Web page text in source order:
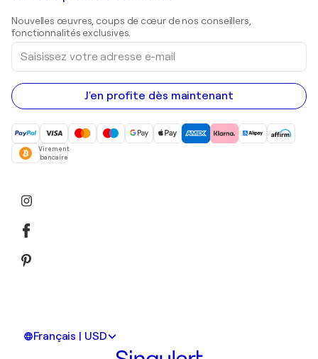
Peintures acryliques
Nouvelles œuvres, coups de cœur de nos conseillers,
fonctionnalités exclusives.
Saisissez
votre
adresse
e-
mail
J'en profite dès maintenant
Virement
bancaire
Français | USD